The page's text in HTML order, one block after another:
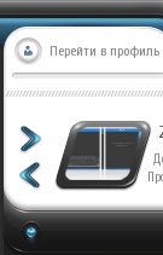
Перейти в профиль